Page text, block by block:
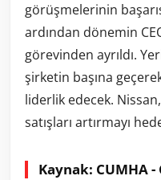
görüşmelerinin
ardından dönemin
görevinden ayrıldı.
şirketin başına
liderlik edecek.
satışları artırmayı
Kaynak: CUMHA -